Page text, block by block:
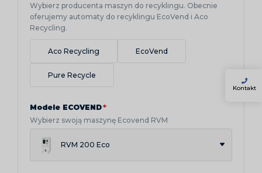
Kontakt
Wybierz producenta maszyn do recyklingu. Obecnie
oferujemy automaty do recyklingu EcoVend i Aco
Recycling.
Aco Recycling EcoVend
Pure Recycle
Modele ECOVEND*
Wybierz swoją maszynę Ecovend RVM
RVM 200 Eco